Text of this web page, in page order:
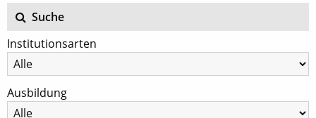
Suche
Institutionsarten
Ausbildung